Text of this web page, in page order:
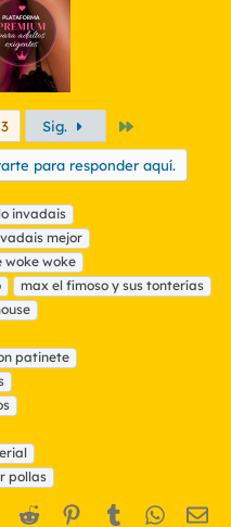
Sig.
para responder aquí.
invadais
mejor
woke woke
max el fimoso y sus tonterías
patinete
pollas
Reddit Pinterest
Tumblr